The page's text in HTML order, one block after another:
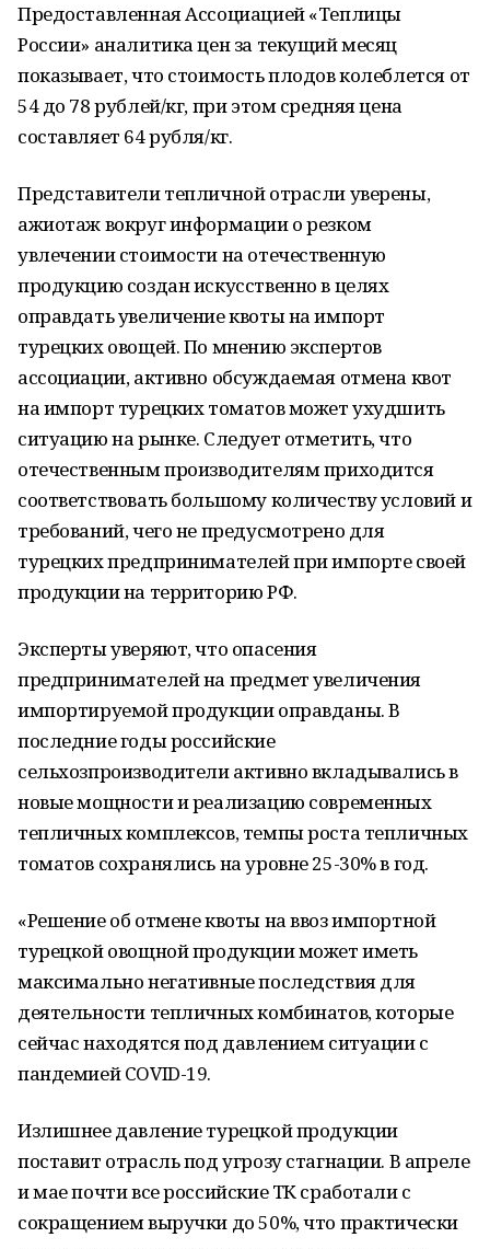
Предоставленная Ассоциацией «Теплицы
России» аналитика цен за текущий месяц
показывает, что стоимость плодов колеблется от
54 до 78 рублей/кг, при этом средняя цена
составляет 64 рубля/кг.
Представители тепличной отрасли уверены,
ажиотаж вокруг информации о резком
увлечении стоимости на отечественную
продукцию создан искусственно в целях
оправдать увеличение квоты на импорт
турецких овощей. По мнению экспертов
ассоциации, активно обсуждаемая отмена квот
на импорт турецких томатов может ухудшить
ситуацию на рынке. Следует отметить, что
отечественным производителям приходится
соответствовать большому количеству условий и
требований, чего не предусмотрено для
турецких предпринимателей при импорте своей
продукции на территорию РФ.
Эксперты уверяют, что опасения
предпринимателей на предмет увеличения
импортируемой продукции оправданы. В
последние годы российские
сельхозпроизводители активно вкладывались в
новые мощности и реализацию современных
тепличных комплексов, темпы роста тепличных
томатов сохранялись на уровне 25-30% в год.
«Решение об отмене квоты на ввоз импортной
турецкой овощной продукции может иметь
максимально негативные последствия для
деятельности тепличных комбинатов, которые
сейчас находятся под давлением ситуации с
пандемией COVID-19.
Излишнее давление турецкой продукции
поставит отрасль под угрозу стагнации. В апреле
и мае почти все российские ТК сработали с
сокращением выручки до 50%, что практически